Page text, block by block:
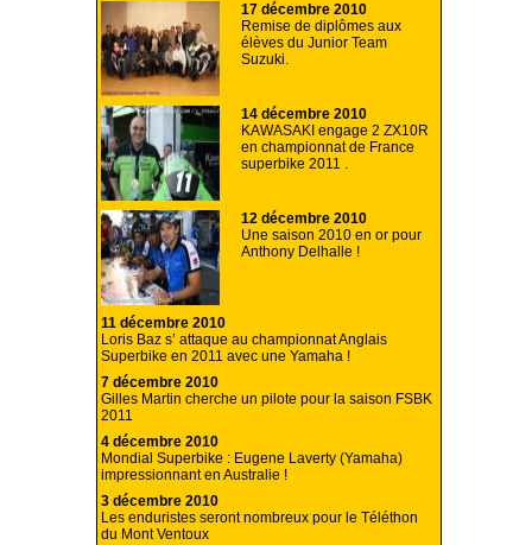
17 décembre 2010
Remise de diplômes aux
élèves du Junior Team
Suzuki.
14 décembre 2010
KAWASAKI engage 2 ZX10R
en championnat de France
superbike 2011 .
12 décembre 2010
Une saison 2010 en or pour
Anthony Delhalle !
11 décembre 2010
Loris Baz s’ attaque au championnat Anglais
Superbike en 2011 avec une Yamaha !
7 décembre 2010
Gilles Martin cherche un pilote pour la saison FSBK
2011
4 décembre 2010
Mondial Superbike : Eugene Laverty (Yamaha)
impressionnant en Australie !
3 décembre 2010
Les enduristes seront nombreux pour le Téléthon
du Mont Ventoux